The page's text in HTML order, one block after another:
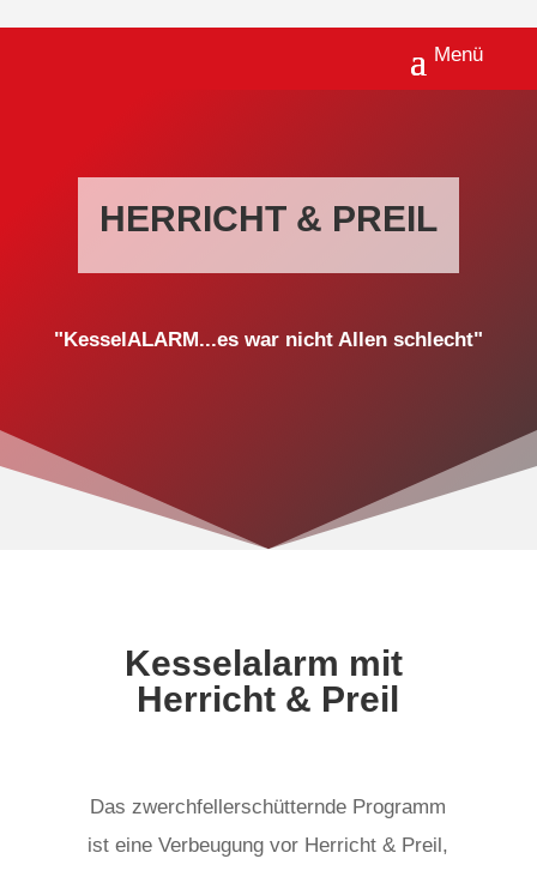
HERRICHT & PREIL
"KesselALARM...es war nicht Allen schlecht"
Kesselalarm mit
Herricht & Preil
Das zwerchfellerschütternde Programm
ist eine Verbeugung vor Herricht & Preil,